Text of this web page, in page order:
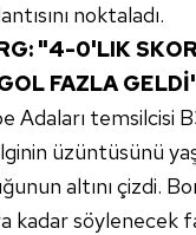
noktaladı.
"4-0'LIK
FAZLA
Adaları temsilcisi
üzüntüsünü
altını çizdi.
kadar söylenecek